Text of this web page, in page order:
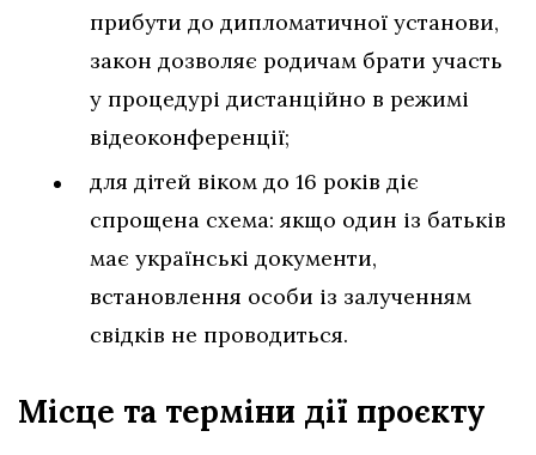
прибути до дипломатичної установи,
закон дозволяє родичам брати участь
у процедурі дистанційно в режимі
відеоконференції;
для дітей віком до 16 років діє
спрощена схема: якщо один із батьків
має українські документи,
встановлення особи із залученням
свідків не проводиться.
Місце та терміни дії проєкту